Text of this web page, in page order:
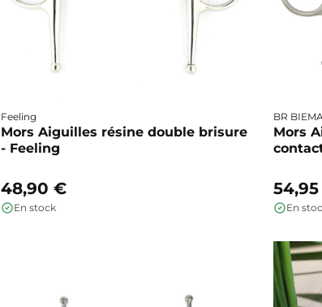
Feeling
Mors Aiguilles résine double brisure
- Feeling
48,90 €
En stock
BR
Mors
En